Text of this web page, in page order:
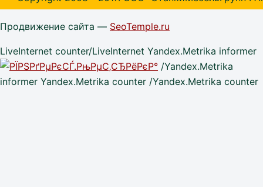
Продвижение сайта — SeoTemple.ru
LiveInternet counter/LiveInternet Yandex.Metrika informer
/Yandex.Metrika
informer Yandex.Metrika counter /Yandex.Metrika counter